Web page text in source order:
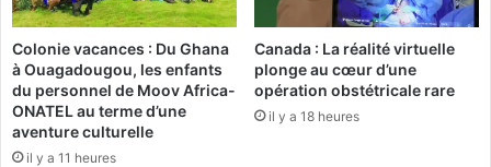
n
s
é
r
é
h
a
Colonie vacances : Du Ghana
à Ouagadougou, les enfants
du personnel de Moov Africa-
ONATEL au terme d’une
aventure culturelle
il y a 11 heures
Canada : La réalité virtuelle
plonge au cœur d’une
opération obstétricale rare
il y a 18 heures